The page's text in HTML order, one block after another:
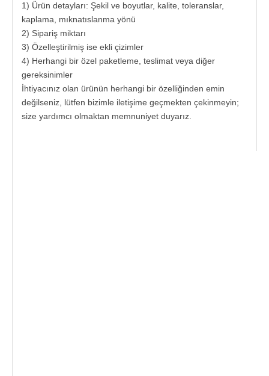
1) Ürün detayları: Şekil ve boyutlar, kalite, toleranslar,
kaplama, mıknatıslanma yönü
2) Sipariş miktarı
3) Özelleştirilmiş ise ekli çizimler
4) Herhangi bir özel paketleme, teslimat veya diğer
gereksinimler
İhtiyacınız olan ürünün herhangi bir özelliğinden emin
değilseniz, lütfen bizimle iletişime geçmekten çekinmeyin;
size yardımcı olmaktan memnuniyet duyarız.